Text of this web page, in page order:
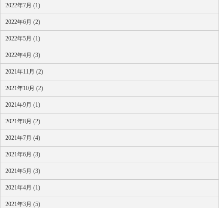
2022年7月 (1)
2022年6月 (2)
2022年5月 (1)
2022年4月 (3)
2021年11月 (2)
2021年10月 (2)
2021年9月 (1)
2021年8月 (2)
2021年7月 (4)
2021年6月 (3)
2021年5月 (3)
2021年4月 (1)
2021年3月 (5)